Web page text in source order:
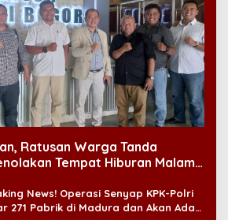
Ratusan Warga Tanda
Tempat Hiburan Malam
News! Operasi Senyap KPK-Polri
271 Pabrik di Madura dan Akan Ada